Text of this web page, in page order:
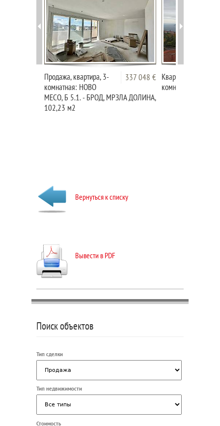
337 048 €
Продажа, квартира, 3-
комнатная: НОВО
МЕСО, Б 5.1. - БРОД, МРЗЛА ДОЛИНА,
102,23 м2
Квартира из двух
комнат в Копере
Вернуться к списку
Вывести в PDF
Поиск объектов
Тип сделки
Тип недвижимости
Стоимость